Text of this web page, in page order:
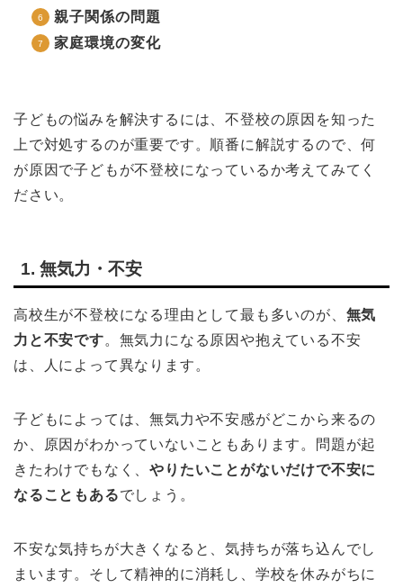
親子関係の問題
家庭環境の変化
子どもの悩みを解決するには、不登校の原因を知った
上で対処するのが重要です。順番に解説するので、何
が原因で子どもが不登校になっているか考えてみてく
ださい。
1. 無気力・不安
高校生が不登校になる理由として最も多いのが、 無気
力と不安です。無気力になる原因や抱えている不安
は、人によって異なります。
子どもによっては、無気力や不安感がどこから来るの
か、原因がわかっていないこともあります。問題が起
きたわけでもなく、やりたいことがないだけで不安に
なることもあるでしょう。
不安な気持ちが大きくなると、気持ちが落ち込んでし
まいます。そして精神的に消耗し、学校を休みがちに